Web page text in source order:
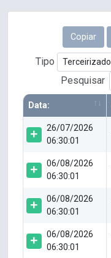
Copiar
Tipo
Pesquisar
Data:
26/07/2026
06:30:01
06/08/2026
06:30:01
06/08/2026
06:30:01
06/08/2026
06:30:01